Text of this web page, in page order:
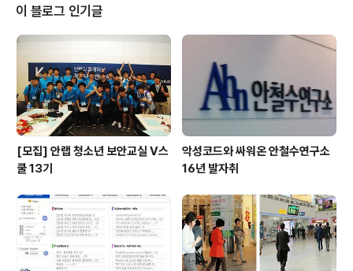
은 대학이 밀립되어 있는 지역은 회기이다. 반경 2km 내에
경희대, 한국외대 등 무려 8개의 대학이 밀집되어 있다. 도
시락으로 끼니를 때우기 일수인 자취생들에게 맛있고 편안
소개한다. (출처: 페이스북페이지 '경희대와외대사이 feat.
따라쟁이율리') 엄마의 ..
이 블로그 인기글
[모집] 안랩 청소년 보안교실 V스
쿨 13기
악성코드와 싸워온 안철수연구소
16년 발자취